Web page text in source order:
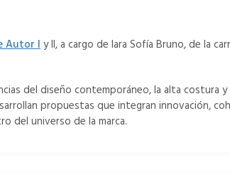
Autor IyII, a cargo de Iara Sofía Bruno, de la
del diseño contemporáneo, la alta costura y
propuestas que integran innovación,
del universo de la marca.